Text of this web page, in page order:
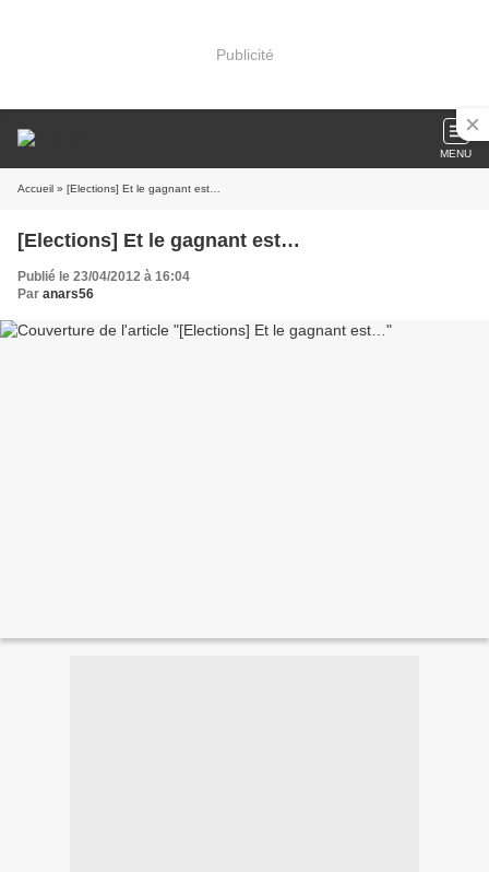
Publicité
MENU
Accueil » [Elections] Et le gagnant est…
[Elections] Et le gagnant est…
Publié le 23/04/2012 à 16:04
Par anars56